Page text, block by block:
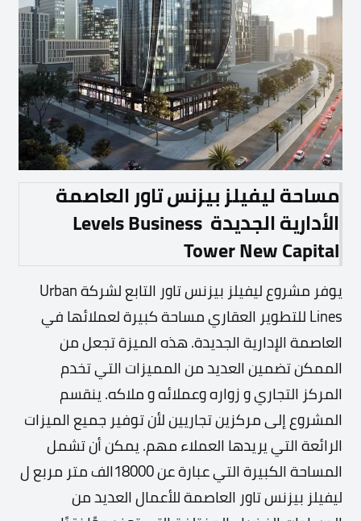
مساحة ليفيلز بيزنس تاور العاصمة
الأدارية الجديدة Levels Business
Tower New Capital
يوفر مشروع ليفيلز بيزنس تاور التابع لشركة Urban
Lines للتطوير العقاري مساحة كبيرة لعملائها في
العاصمة الإدارية الجديدة. هذه الميزة تجعل من
الممكن تضمين العديد من المميزات التي تخدم
المركز التجاري و زواره وعملائه و ملاكه. ينقسم
المشروع إلى مركزين تجاريين لأن توفير جميع الميزات
الرائعة التي يريدها العملاء مهم. يمكن أن تشمل
المساحة الكبيرة التي عبارة عن 18000الف متر مربع ل
ليفيلز بيزنس تاور العاصمة للأعمال العديد من